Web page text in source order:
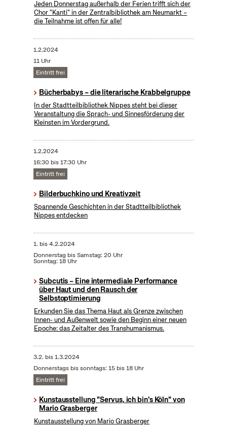
Jeden Donnerstag außerhalb der Ferien trifft sich der
Chor "Kanti" in der Zentralbibliothek am Neumarkt –
die Teilnahme ist offen für alle!
1.2.2024
11 Uhr
Eintritt frei
Bücherbabys – die literarische Krabbelgruppe
In der Stadtteilbibliothek Nippes steht bei dieser
Veranstaltung die Sprach- und Sinnesförderung der
Kleinsten im Vordergrund.
1.2.2024
16:30 bis 17:30 Uhr
Eintritt frei
Bilderbuchkino und Kreativzeit
Spannende Geschichten in der Stadtteilbibliothek
Nippes entdecken
1. bis4.2.2024
Donnerstag bis Samstag: 20 Uhr
Sonntag: 18 Uhr
Subcutis – Eine intermediale Performance
über Haut und den Rausch der
Selbstoptimierung
Erkunden Sie das Thema Haut als Grenze zwischen
Innen- und Außenwelt sowie den Beginn einer neuen
Epoche: das Zeitalter des Transhumanismus.
3.2. bis1.3.2024
Donnerstags bis sonntags: 15 bis 18 Uhr
Eintritt frei
Kunstausstellung "Servus, ich bin's Köln" von
Mario Grasberger
Kunstausstellung von Mario Grasberger